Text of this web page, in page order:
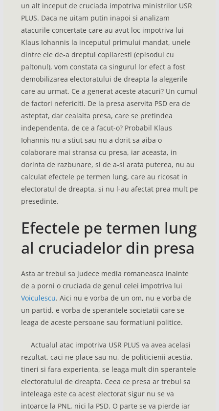
un alt inceput de cruciada impotriva ministrilor USR
PLUS. Daca ne uitam putin inapoi si analizam
atacurile concertate care au avut loc impotriva lui
Klaus Iohannis la inceputul primului mandat, unele
dintre ele de-a dreptul copilaresti (episodul cu
paltonul), vom constata ca singurul lor efect a fost
demobilizarea electoratului de dreapta la alegerile
care au urmat. Ce a generat aceste atacuri? Un cumul
de factori nefericiti. De la presa aservita PSD era de
asteptat, dar cealalta presa, care se pretindea
independenta, de ce a facut-o? Probabil Klaus
Iohannis nu a stiut sau nu a dorit sa aiba o
colaborare mai stransa cu presa, iar aceasta, in
dorinta de razbunare, si de a-si arata puterea, nu au
calculat efectele pe termen lung, care au ricosat in
electoratul de dreapta, si nu l-au afectat prea mult pe
presedinte.
Efectele pe termen lung
al cruciadelor din presa
Asta ar trebui sa judece media romaneasca inainte
de a porni o cruciada de genul celei impotriva lui
Voiculescu. Aici nu e vorba de un om, nu e vorba de
un partid, e vorba de sperantele societatii care se
leaga de aceste persoane sau formatiuni politice.
Actualul atac impotriva USR PLUS va avea acelasi
rezultat, caci ne place sau nu, de politicienii acestia,
tineri si fara experienta, se leaga mult din sperantele
electoratului de dreapta. Ceea ce presa ar trebui sa
inteleaga este ca acest electorat sigur nu se va
intoarce la PNL, nici la PSD. O parte se va pierde iar